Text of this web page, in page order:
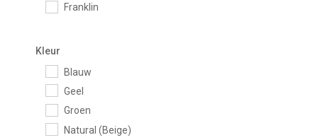
Franklin
Kleur
Blauw
Geel
Groen
Natural (Beige)